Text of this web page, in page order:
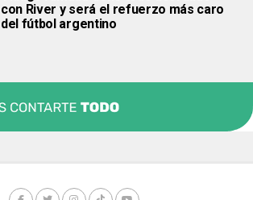
con River y será el refuerzo más caro
del fútbol argentino